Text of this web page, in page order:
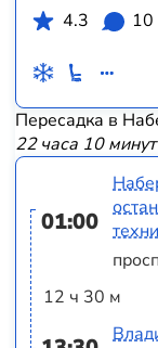
4.3
10
Пересадка в
22 часа 10 минут
01:00
12 ч 30 м